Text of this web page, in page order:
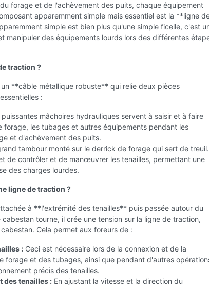
forage et de l'achèvement des puits, chaque équipement
apparemment simple mais essentiel est la **ligne
simple est bien plus qu'une simple ficelle, c'est
manipuler des équipements lourds lors des différentes
traction ?
**câble métallique robuste** qui relie deux pièces
:
puissantes mâchoires hydrauliques servent à saisir et à faire
forage, les tubages et autres équipements pendant les
et d'achèvement des puits.
tambour monté sur le derrick de forage qui sert de treuil.
de contrôler et de manœuvrer les tenailles, permettant une
des charges lourdes.
ligne de traction ?
à **l'extrémité des tenailles** puis passée autour du
tourne, il crée une tension sur la ligne de traction,
Cela permet aux foreurs de :
: Ceci est nécessaire lors de la connexion et de la
forage et des tubages, ainsi que pendant d'autres
précis des tenailles.
des tenailles : En ajustant la vitesse et la direction du